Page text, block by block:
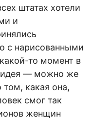
штатах хотели
и
с нарисованными
то момент в
идея — можно же
том, какая она,
смог так
женщин